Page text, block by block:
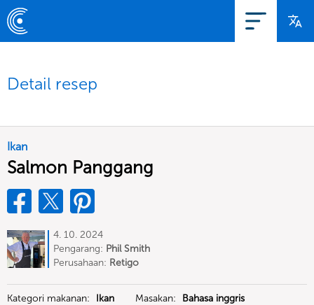
Detail resep
Ikan
Salmon Panggang
4. 10. 2024
Pengarang: Phil Smith
Perusahaan: Retigo
Kategori makanan: Ikan Masakan: Bahasa inggris